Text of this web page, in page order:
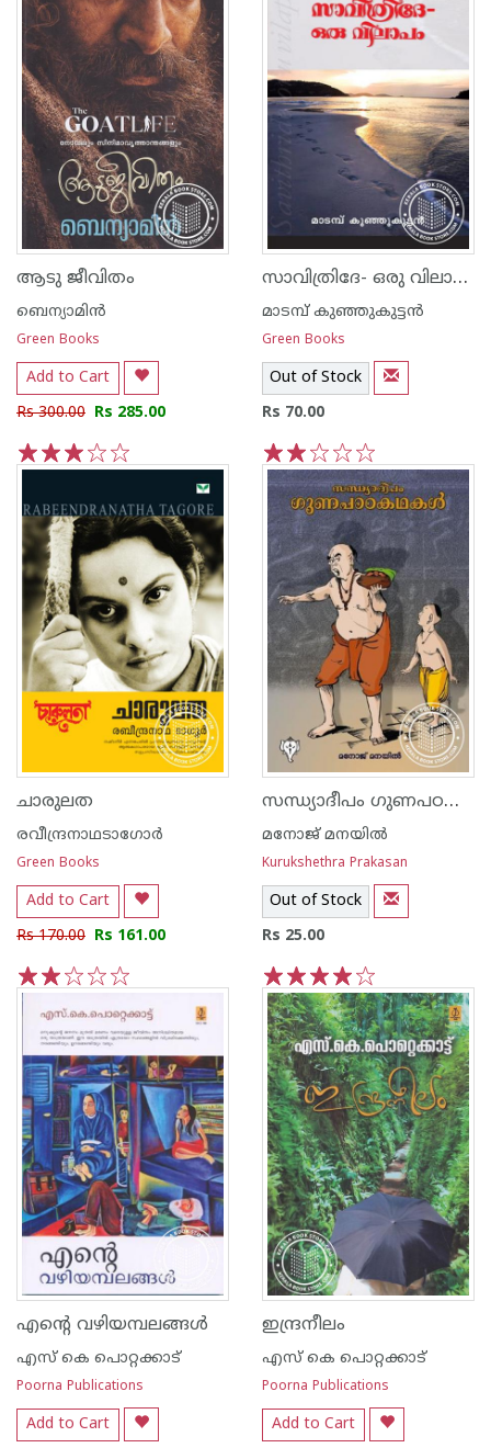
ആടു ജീവിതം
ബെന്യാമിന്‍
Green Books
Add to Cart
Rs 300.00 Rs 285.00
5
4
3
2
1
സാവിത്രിദേ- ഒരു വിലാപം
മാടമ്പ് കുഞ്ഞുകുട്ടന്‍
Green Books
Out of Stock
Rs 70.00
5
4
3
2
1
ചാരുലത
രവീന്ദ്രനാഥടാഗോര്‍
Green Books
Add to Cart
Rs 170.00 Rs 161.00
1
സന്ധ്യാദീപം ഗുണപഠകഥകള്‍
മനോജ് മനയില്‍
Kurukshethra Prakasan
Out of Stock
Rs 25.00
5
4
3
2
1
എന്റെ വഴിയമ്പലങ്ങള്‍
എസ്‌ കെ പൊറ്റക്കാട്‌
Poorna Publications
Add to Cart
ഇന്ദ്രനീലം
എസ്‌ കെ പൊറ്റക്കാട്‌
Poorna Publications
Add to Cart